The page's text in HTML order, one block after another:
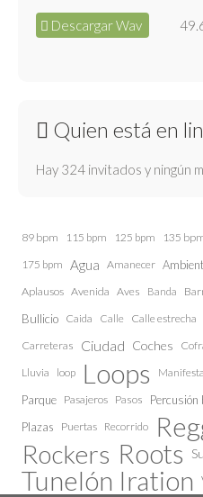
Descargar Wav
Quien está en
Hay 324 invitados y ningún
89 bpm 115 bpm 125 bpm 135
175 bpm Agua Amanecer
Aplausos Avenida Aves Banda
Bullicio Caida Calle Calle estrecha
Carreteras Ciudad Coches
Lluvia loop Loops
Parque Pasajeros Pasos Percusión
Plazas Puertas Recorrido
Rockers Roots
Tunelón Iration